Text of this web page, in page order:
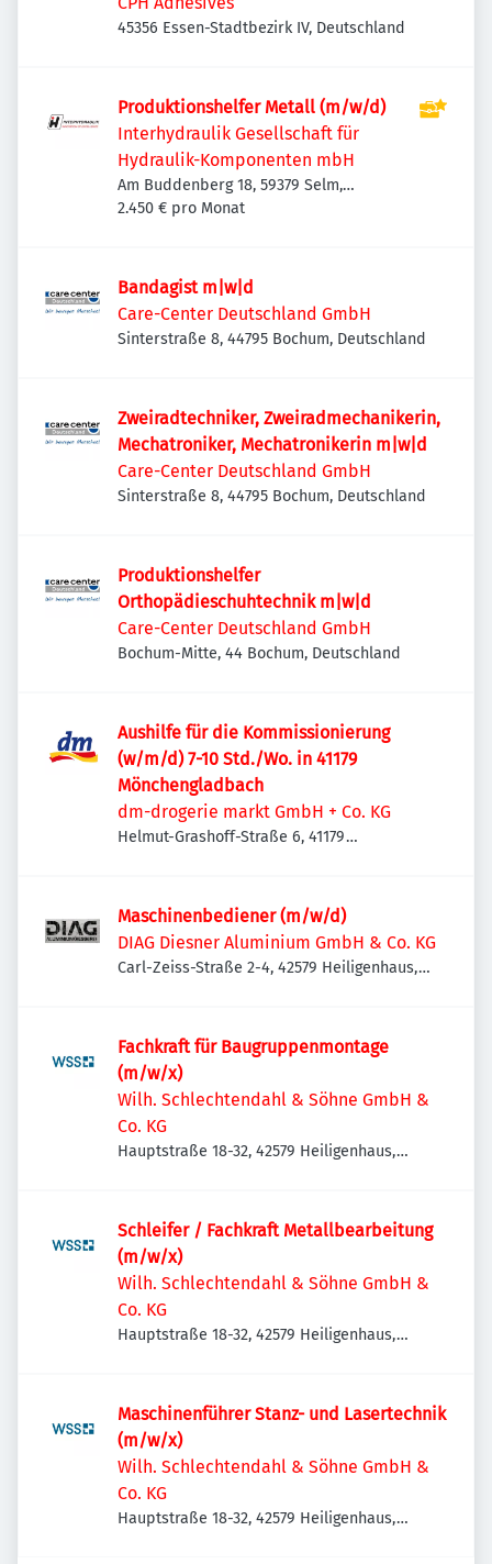
45356 Essen-Stadtbezirk IV, Deutschland
Produktionshelfer Metall (m/w/d)
Interhydraulik Gesellschaft für
Hydraulik-Komponenten mbH
Am Buddenberg 18, 59379 Selm,
Deutschland
2.450 € pro Monat
Bandagist m|w|d
Care-Center Deutschland GmbH
Sinterstraße 8, 44795 Bochum, Deutschland
Zweiradtechniker, Zweiradmechanikerin,
Mechatroniker, Mechatronikerin m|w|d
Care-Center Deutschland GmbH
Sinterstraße 8, 44795 Bochum, Deutschland
Produktionshelfer
Orthopädieschuhtechnik m|w|d
Care-Center Deutschland GmbH
Bochum-Mitte, 44 Bochum, Deutschland
Aushilfe für die Kommissionierung
(w/m/d) 7-10 Std./Wo. in 41179
Mönchengladbach
dm-drogerie markt GmbH + Co. KG
Helmut-Grashoff-Straße 6, 41179
Maschinenbediener (m/w/d)
DIAG Diesner Aluminium GmbH & Co. KG
Carl-Zeiss-Straße 2-4, 42579 Heiligenhaus,
Fachkraft für Baugruppenmontage
(m/w/x)
Wilh. Schlechtendahl & Söhne GmbH &
Co. KG
Hauptstraße 18-32, 42579 Heiligenhaus,
Schleifer / Fachkraft Metallbearbeitung
(m/w/x)
Wilh. Schlechtendahl & Söhne GmbH &
Co. KG
Hauptstraße 18-32, 42579 Heiligenhaus,
Maschinenführer Stanz- und Lasertechnik
(m/w/x)
Wilh. Schlechtendahl & Söhne GmbH &
Co. KG
Hauptstraße 18-32, 42579 Heiligenhaus,